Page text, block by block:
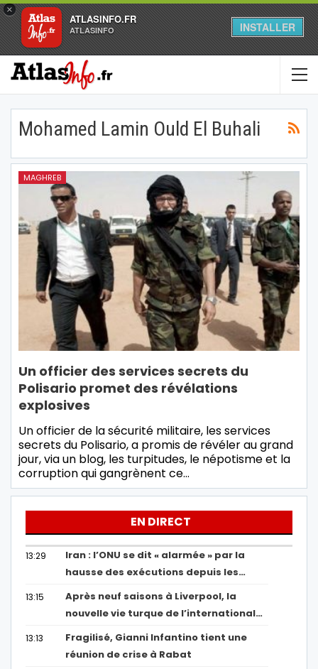
×
ATLASINFO.FR
ATLASINFO INSTALLER
Mohamed Lamin Ould El Buhali
MAGHREB
Un officier des services secrets du
Polisario promet des révélations
explosives
Un officier de la sécurité militaire, les services
secrets du Polisario, a promis de révéler au grand
jour, via un blog, les turpitudes, le népotisme et la
corruption qui gangrènent ce…
EN DIRECT
13:29
Iran : l’ONU se dit « alarmée » par la
hausse des exécutions depuis les…
13:15
Après neuf saisons à Liverpool, la
nouvelle vie turque de l’international…
13:13
Fragilisé, Gianni Infantino tient une
réunion de crise à Rabat